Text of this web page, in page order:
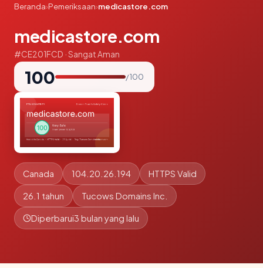
Beranda›Pemeriksaan›medicastore.com
medicastore.com
#CE201FCD · Sangat Aman
100 / 100
Canada 104.20.26.194 HTTPS Valid
26.1 tahun Tucows Domains Inc.
Diperbarui3 bulan yang lalu